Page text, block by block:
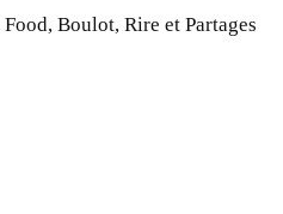
Boulot, Rire et Partages